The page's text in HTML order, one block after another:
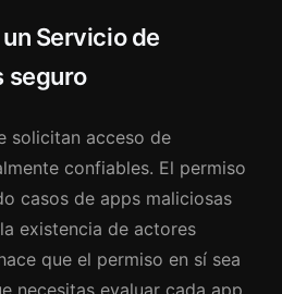
Servicio de
seguro
solicitan acceso de
confiables. El permiso
casos de apps maliciosas
existencia de actores
que el permiso en sí sea
necesitas evaluar cada app